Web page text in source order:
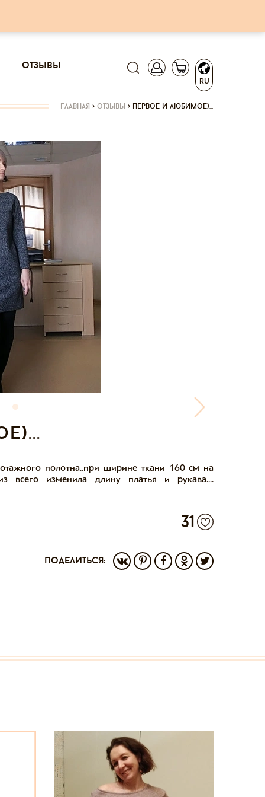
RU
отзывы
главная > отзывы > первое и любимое)...
полотна..при ширине ткани 160 см на
всего изменила длину платья и рукава....
31
поделиться: